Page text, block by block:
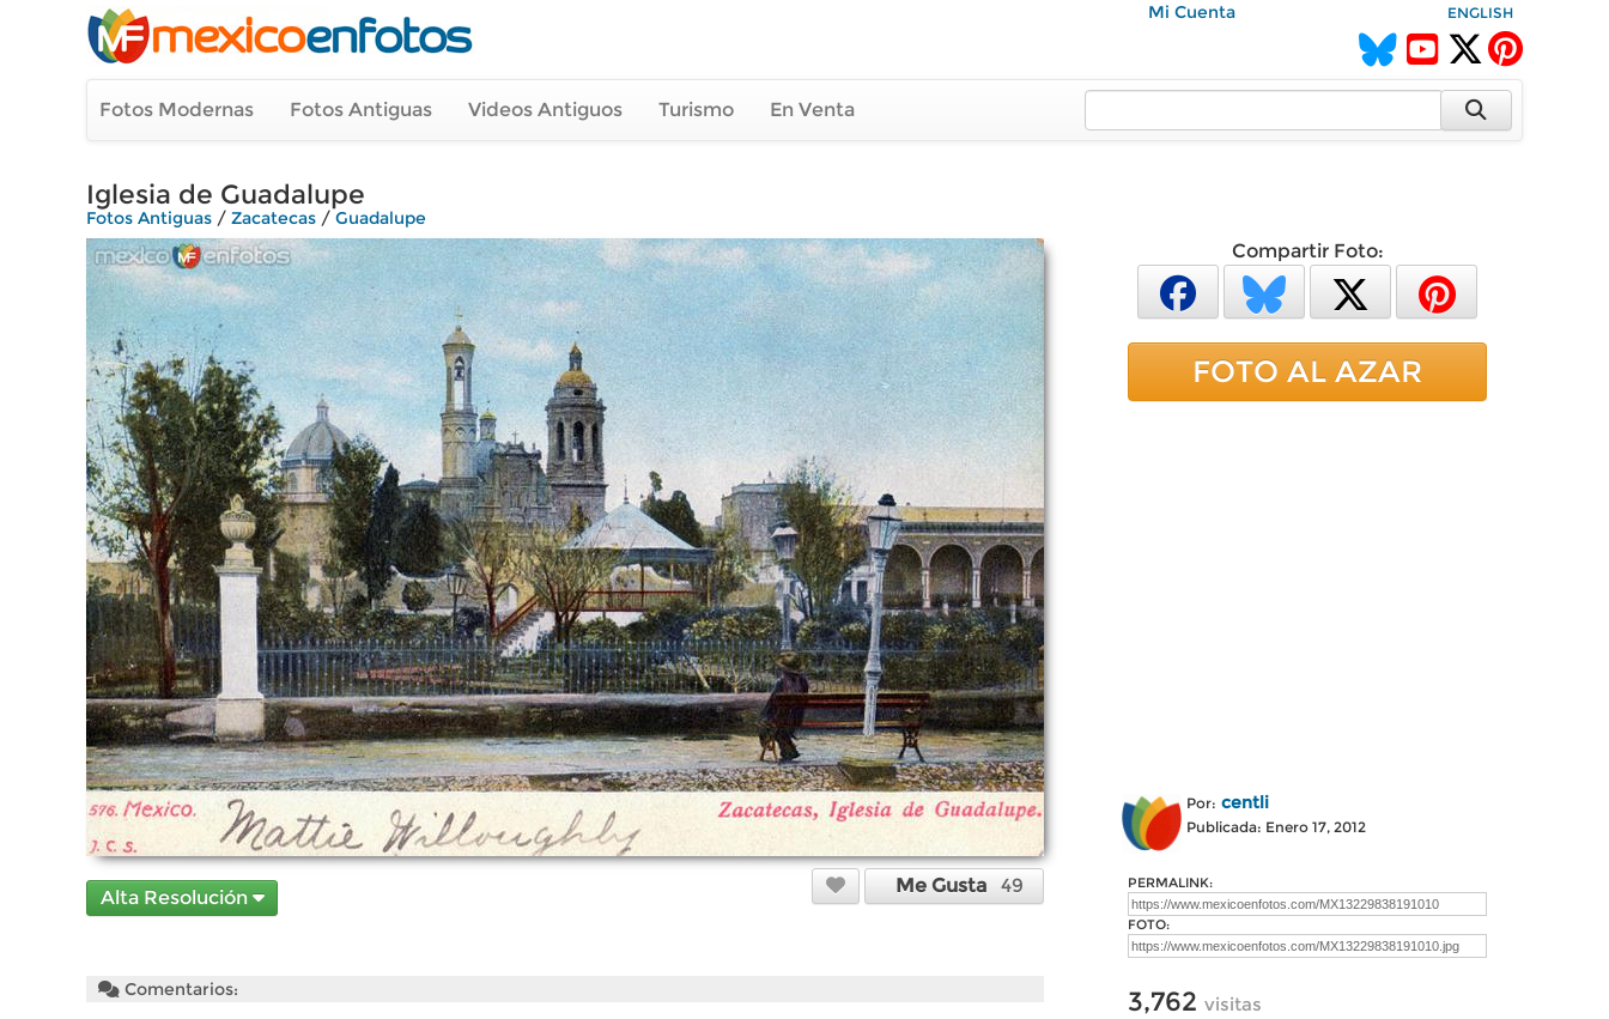
Mi Cuenta ENGLISH
Fotos Modernas Fotos Antiguas Videos Antiguos Turismo En Venta
Iglesia de Guadalupe
Fotos Antiguas / Zacatecas / Guadalupe
Alta Resolución
Me Gusta 49
Comentarios:
Compartir Foto:
FOTO AL AZAR
Por: centli
Publicada: Enero 17, 2012
PERMALINK:
FOTO:
3,762 visitas